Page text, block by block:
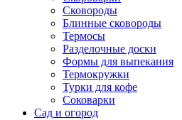
Сковороды
Блинные сковороды
Термосы
Разделочные доски
Формы для выпекания
Термокружки
Турки для кофе
Соковарки
Сад и огород